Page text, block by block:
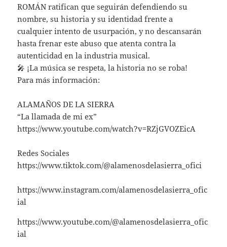
ROMÁN ratifican que seguirán defendiendo su
nombre, su historia y su identidad frente a
cualquier intento de usurpación, y no descansarán
hasta frenar este abuso que atenta contra la
autenticidad en la industria musical.
🎤 ¡La música se respeta, la historia no se roba!
Para más información:
ALAMAÑOS DE LA SIERRA
“La llamada de mi ex”
https://www.youtube.com/watch?v=RZjGVOZEicA
Redes Sociales
https://www.tiktok.com/@alamenosdelasierra_ofici
https://www.instagram.com/alamenosdelasierra_ofic
ial
https://www.youtube.com/@alamenosdelasierra_ofic
ial